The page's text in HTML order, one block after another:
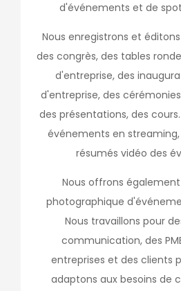
d'événements et de
Nous enregistrons et
des congrès, des tables
d'entreprise, des
d'entreprise, des
des présentations, des
événements en
résumés vidéo des
Nous offrons
photographique
Nous travaillons pour
communication, des
entreprises et des clients
adaptons aux besoins de